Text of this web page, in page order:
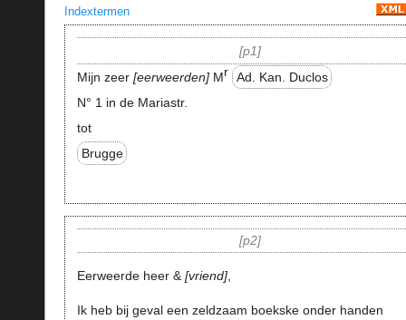
Indextermen
p1
Mijn zeer eerweerden Mr Ad. Kan. Duclos
N° 1 in de Mariastr.
tot
Brugge
p2
Eerweerde heer & vriend ,
Ik heb bij geval een zeldzaam boekske onder handen